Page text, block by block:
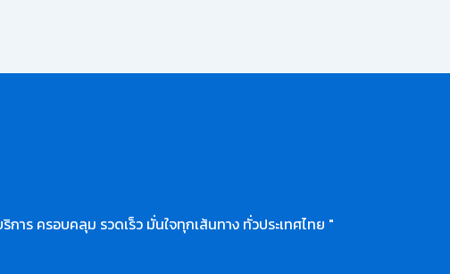
าร ครอบคลุม รวดเร็ว มั่นใจทุกเส้นทาง ทั่วประเทศไทย "